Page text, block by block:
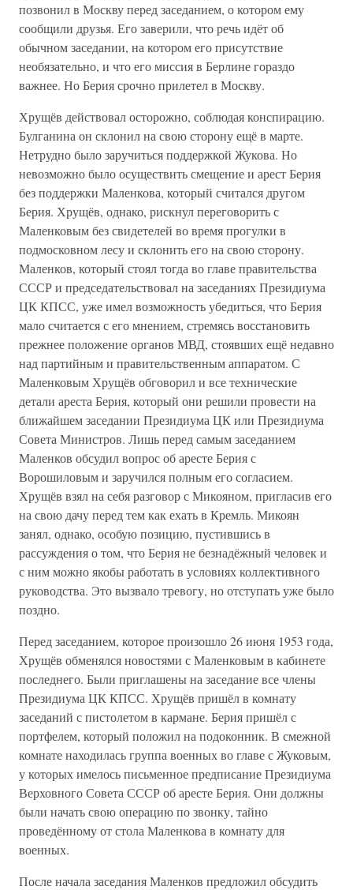
позвонил в Москву перед заседанием, о котором ему
сообщили друзья. Его заверили, что речь идёт об
обычном заседании, на котором его присутствие
необязательно, и что его миссия в Берлине гораздо
важнее. Но Берия срочно прилетел в Москву.
Хрущёв действовал осторожно, соблюдая конспирацию.
Булганина он склонил на свою сторону ещё в марте.
Нетрудно было заручиться поддержкой Жукова. Но
невозможно было осуществить смещение и арест Берия
без поддержки Маленкова, который считался другом
Берия. Хрущёв, однако, рискнул переговорить с
Маленковым без свидетелей во время прогулки в
подмосковном лесу и склонить его на свою сторону.
Маленков, который стоял тогда во главе правительства
СССР и председательствовал на заседаниях Президиума
ЦК КПСС, уже имел возможность убедиться, что Берия
мало считается с его мнением, стремясь восстановить
прежнее положение органов МВД, стоявших ещё недавно
над партийным и правительственным аппаратом. С
Маленковым Хрущёв обговорил и все технические
детали ареста Берия, который они решили провести на
ближайшем заседании Президиума ЦК или Президиума
Совета Министров. Лишь перед самым заседанием
Маленков обсудил вопрос об аресте Берия с
Ворошиловым и заручился полным его согласием.
Хрущёв взял на себя разговор с Микояном, пригласив его
на свою дачу перед тем как ехать в Кремль. Микоян
занял, однако, особую позицию, пустившись в
рассуждения о том, что Берия не безнадёжный человек и
с ним можно якобы работать в условиях коллективного
руководства. Это вызвало тревогу, но отступать уже было
поздно.
Перед заседанием, которое произошло 26 июня 1953 года,
Хрущёв обменялся новостями с Маленковым в кабинете
последнего. Были приглашены на заседание все члены
Президиума ЦК КПСС. Хрущёв пришёл в комнату
заседаний с пистолетом в кармане. Берия пришёл с
портфелем, который положил на подоконник. В смежной
комнате находилась группа военных во главе с Жуковым,
у которых имелось письменное предписание Президиума
Верховного Совета СССР об аресте Берия. Они должны
были начать свою операцию по звонку, тайно
проведённому от стола Маленкова в комнату для
военных.
После начала заседания Маленков предложил обсудить